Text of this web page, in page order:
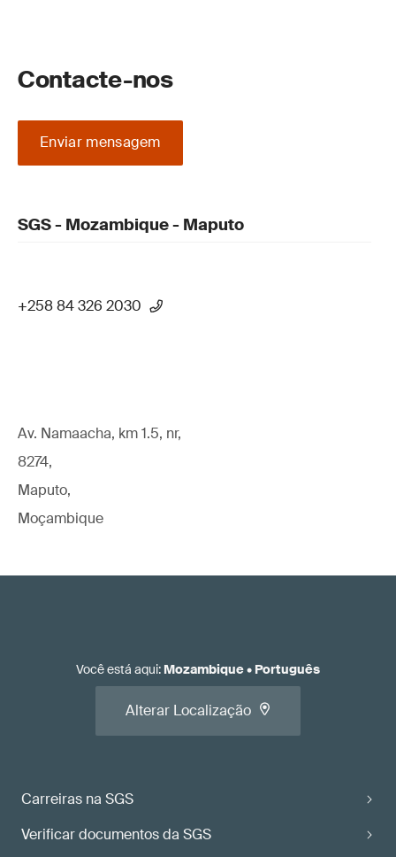
Contacte-nos
Enviar mensagem
SGS - Mozambique - Maputo
+258 84 326 2030
Av. Namaacha, km 1.5, nr,
8274,
Maputo,
Moçambique
Carreiras na SGS
Verificar documentos da SGS
Você está aqui: Mozambique• Português
Alterar Localização